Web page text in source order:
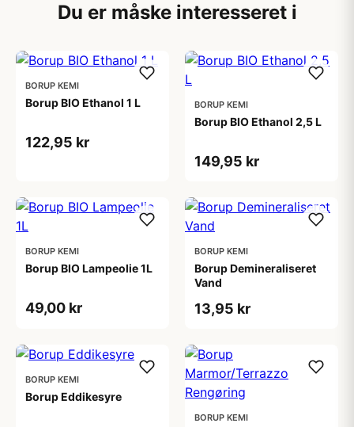
Du er måske interesseret i
BORUP KEMI
Borup BIO Ethanol 1 L
122,95 kr
BORUP KEMI
Borup BIO Ethanol 2,5 L
149,95 kr
BORUP KEMI
Borup BIO Lampeolie 1L
49,00 kr
BORUP KEMI
Borup Demineraliseret
Vand
13,95 kr
BORUP KEMI
Borup Eddikesyre
BORUP KEMI